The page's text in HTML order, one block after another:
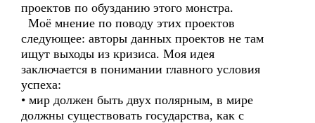
проектов по обузданию этого монстра.
Моё мнение по поводу этих проектов
следующее: авторы данных проектов не там
ищут выходы из кризиса. Моя идея
заключается в понимании главного условия
успеха:
• мир должен быть двух полярным, в мире
должны существовать государства, как с